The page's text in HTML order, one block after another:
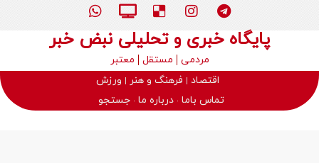
پایگاه خبری و تحلیلی نبض خبر
مردمی مستقل
معتبر
اقتصاد
فرهنگ و هنر
ورزش
تماس باما درباره ما جستجو